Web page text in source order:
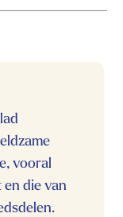
vooral
die van